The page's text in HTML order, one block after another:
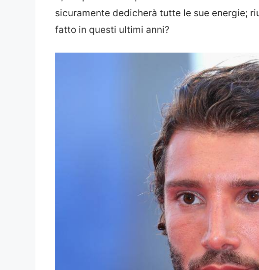
sicuramente dedicherà tutte le sue energie;
fatto in questi ultimi anni?